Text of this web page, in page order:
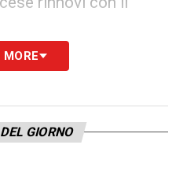
il direttore sportivo
portare al
MORE
GIORNO